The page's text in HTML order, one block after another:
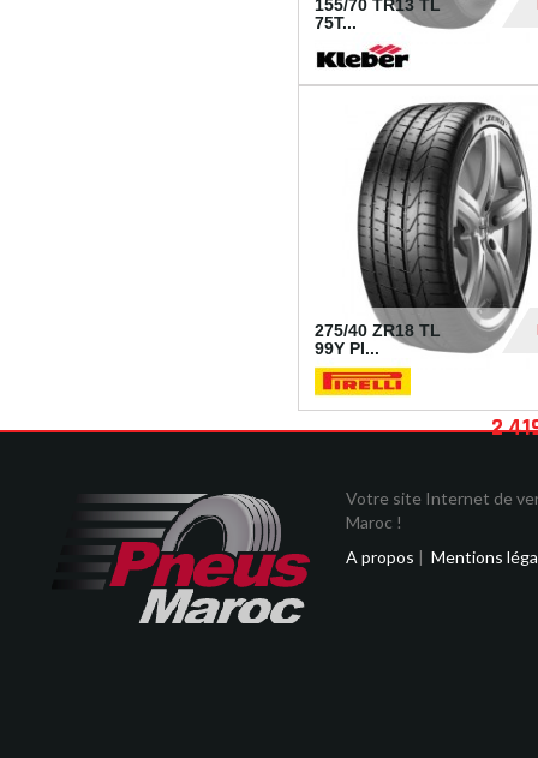
155/70 TR13 TL
75T...
275/40 ZR18 TL
99Y PI...
2
Votre site Internet de
Maroc !
A propos | Mentions